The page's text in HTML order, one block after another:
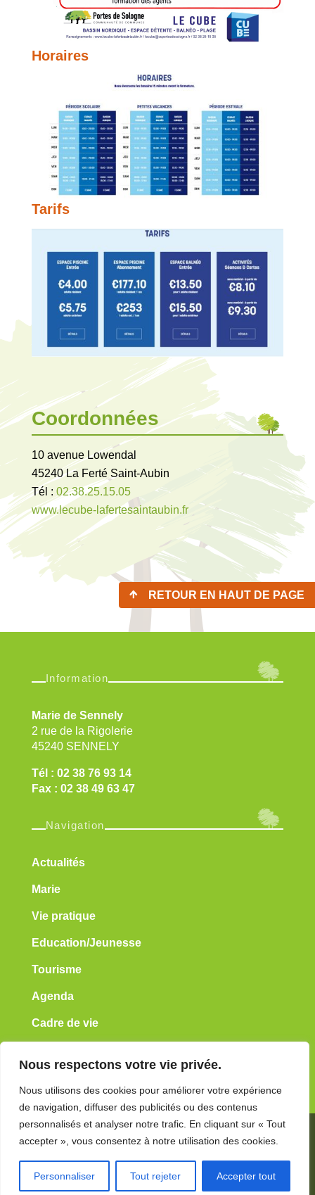
Nous respectons votre vie privée.
Nous utilisons des cookies pour améliorer votre expérience
de navigation, diffuser des publicités ou des contenus
personnalisés et analyser notre trafic. En cliquant sur « Tout
accepter », vous consentez à notre utilisation des cookies.
Personnaliser Tout rejeter Accepter tout
Horaires
Tarifs
Coordonnées
10 avenue Lowendal
45240 La Ferté Saint-Aubin
Tél : 02.38.25.15.05
www.lecube-lafertesaintaubin.fr
RETOUR EN HAUT DE PAGE
Information
Marie de Sennely
2 rue de la Rigolerie
45240 SENNELY
Tél : 02 38 76 93 14
Fax : 02 38 49 63 47
Navigation
Actualités
Marie
Vie pratique
Education/Jeunesse
Tourisme
Agenda
Cadre de vie
© 2026 Sennely
Mentions Légales
Cookies
Politique de confidentialité
Une réalisation